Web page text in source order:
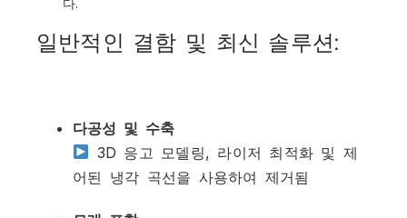
일반적인 결함 및 최신 솔루션:
다공성 및 수축
3D 응고 모델링, 라이저 최적화 및 제
어된 냉각 곡선을 사용하여 제거됨